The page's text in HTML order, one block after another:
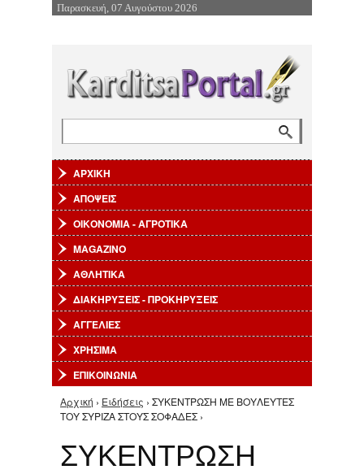
Επιστροφή στην Πλοήγηση
Παρασκευή, 07 Αυγούστου 2026
ΑΡΧΙΚΗ
ΑΠΟΨΕΙΣ
ΟΙΚΟΝΟΜΙΑ - ΑΓΡΟΤΙΚΑ
MAGAZINO
ΑΘΛΗΤΙΚΑ
ΔΙΑΚΗΡΥΞΕΙΣ - ΠΡΟΚΗΡΥΞΕΙΣ
ΑΓΓΕΛΙΕΣ
ΧΡΗΣΙΜΑ
ΕΠΙΚΟΙΝΩΝΙΑ
Είστε εδώ
Αρχική › Ειδήσεις › ΣΥΚΕΝΤΡΩΣΗ ΜΕ ΒΟΥΛΕΥΤΕΣ
ΤΟΥ ΣΥΡΙΖΑ ΣΤΟΥΣ ΣΟΦΑΔΕΣ ›
ΣΥΚΕΝΤΡΩΣΗ